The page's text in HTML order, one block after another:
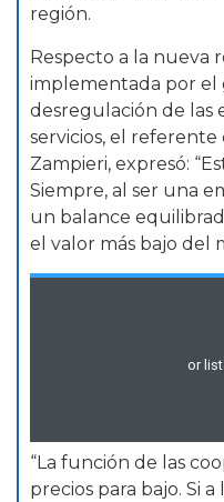
región.
Respecto a la nueva
implementada por el
desregulación de las
servicios, el referente
Zampieri, expresó:
Siempre, al ser una
un balance
el valor más bajo del
“La función de las
precios para bajo. Si